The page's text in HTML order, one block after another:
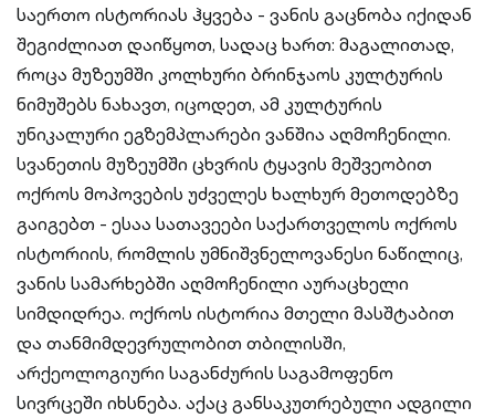
საერთო ისტორიას ჰყვება - ვანის გაცნობა იქიდან
შეგიძლიათ დაიწყოთ, სადაც ხართ: მაგალითად,
როცა მუზეუმში კოლხური ბრინჯაოს კულტურის
ნიმუშებს ნახავთ, იცოდეთ, ამ კულტურის
უნიკალური ეგზემპლარები ვანშია აღმოჩენილი.
სვანეთის მუზეუმში ცხვრის ტყავის მეშვეობით
ოქროს მოპოვების უძველეს ხალხურ მეთოდებზე
გაიგებთ - ესაა სათავეები საქართველოს ოქროს
ისტორიის, რომლის უმნიშვნელოვანესი ნაწილიც,
ვანის სამარხებში აღმოჩენილი აურაცხელი
სიმდიდრეა. ოქროს ისტორია მთელი მასშტაბით
და თანმიმდევრულობით თბილისში,
არქეოლოგიური საგანძურის საგამოფენო
სივრცეში იხსნება. აქაც განსაკუთრებული ადგილი